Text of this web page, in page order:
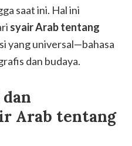
saat ini. Hal ini
syair Arab tentang
yang universal—bahasa
dan budaya.
Arab tentang